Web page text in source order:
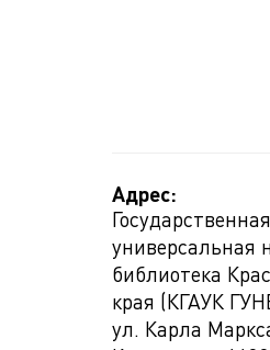
Адрес:
Государственная
универсальная
библиотека
края (КГАУК
ул. Карла